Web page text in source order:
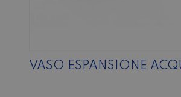
VASO ESPANSIONE